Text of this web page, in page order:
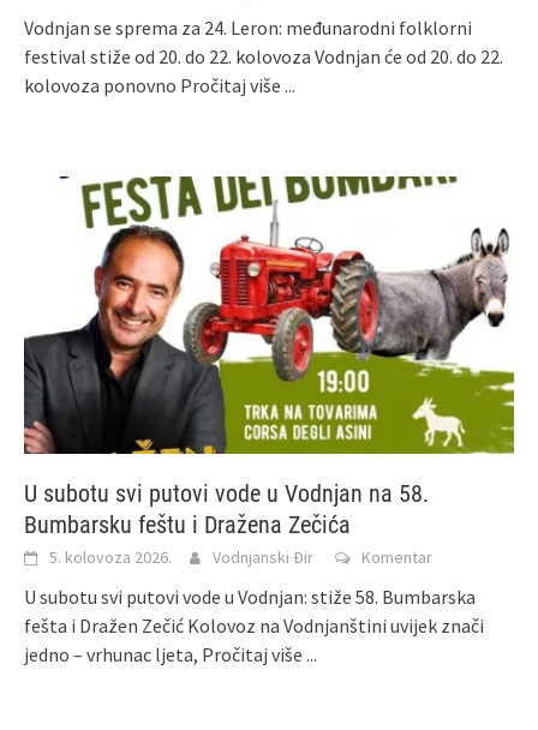
Vodnjan se sprema za 24. Leron: međunarodni folklorni
festival stiže od 20. do 22. kolovoza Vodnjan će od 20. do 22.
kolovoza ponovno Pročitaj više ...
U subotu svi putovi vode u Vodnjan na 58.
Bumbarsku feštu i Dražena Zečića
5. kolovoza 2026. Vodnjanski Đir Komentar
U subotu svi putovi vode u Vodnjan: stiže 58. Bumbarska
fešta i Dražen Zečić Kolovoz na Vodnjanštini uvijek znači
jedno – vrhunac ljeta, Pročitaj više ...